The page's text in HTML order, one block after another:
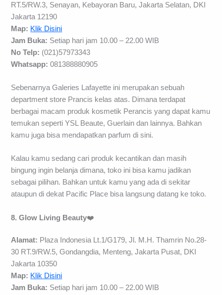
RT.5/RW.3, Senayan, Kebayoran Baru, Jakarta Selatan, DKI
Jakarta 12190
Map: Klik Disini
Jam Buka: Setiap hari jam 10.00 – 22.00 WIB
No Telp: (021)57973343
Whatsapp: 081388880905
Sebenarnya Galeries Lafayette ini merupakan sebuah
department store Prancis kelas atas. Dimana terdapat
berbagai macam produk kosmetik Perancis yang dapat kamu
temukan seperti YSL Beaute, Guerlain dan lainnya. Bahkan
kamu juga bisa mendapatkan parfum di sini.
Kalau kamu sedang cari produk kecantikan dan masih
bingung ingin belanja dimana, toko ini bisa kamu jadikan
sebagai pilihan. Bahkan untuk kamu yang ada di sekitar
ataupun di dekat Pacific Place bisa langsung datang ke toko.
8. Glow Living Beauty❤️
Alamat: Plaza Indonesia Lt.1/G179, Jl. M.H. Thamrin No.28-
30 RT.9/RW.5, Gondangdia, Menteng, Jakarta Pusat, DKI
Jakarta 10350
Map: Klik Disini
Jam Buka: Setiap hari jam 10.00 – 22.00 WIB